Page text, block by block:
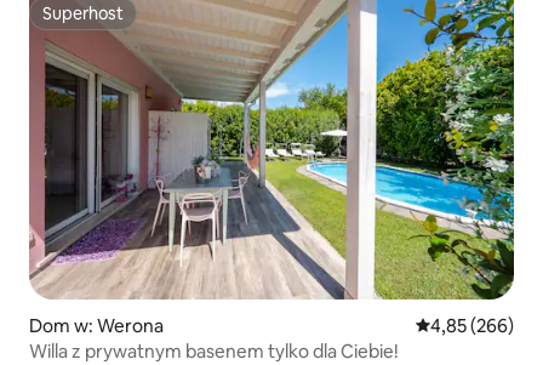
Superhost
Superhost
Dom w: Werona Średnia
4,85 (266)
Willa z prywatnym basenem tylko dla Ciebie!